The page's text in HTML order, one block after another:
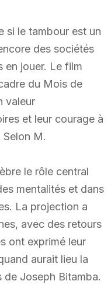
si le tambour est un
des sociétés
en jouer. Le film
du Mois de
valeur
et leur courage à
M.
le rôle central
mentalités et dans
La projection a
avec des retours
ont exprimé leur
aurait lieu la
Joseph Bitamba.